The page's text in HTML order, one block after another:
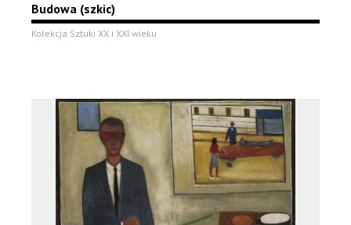
Budowa (szkic)
Kolekcja Sztuki XX i XXI wieku